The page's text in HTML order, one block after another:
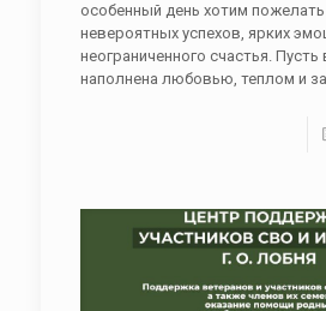
особенный день хотим
невероятных успехов, ярких
неограниченного счастья.
наполнена любовью, теплом и